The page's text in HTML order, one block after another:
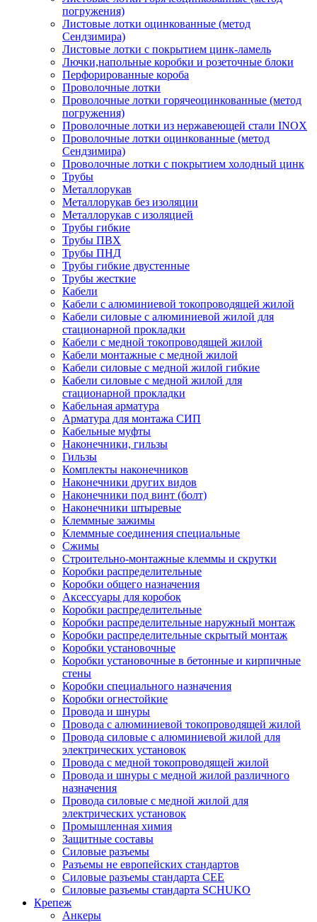
погружения)
Листовые лотки оцинкованные (метод
Сендзимира)
Листовые лотки с покрытием цинк-ламель
Лючки,напольные коробки и розеточные блоки
Перфорированные короба
Проволочные лотки
Проволочные лотки горячеоцинкованные (метод
погружения)
Проволочные лотки из нержавеющей стали INOX
Проволочные лотки оцинкованные (метод
Сендзимира)
Проволочные лотки с покрытием холодный цинк
Трубы
Металлорукав
Металлорукав без изоляции
Металлорукав с изоляцией
Трубы гибкие
Трубы ПВХ
Трубы ПНД
Трубы гибкие двустенные
Трубы жесткие
Кабели
Кабели с алюминиевой токопроводящей жилой
Кабели силовые с алюминиевой жилой для
стационарной прокладки
Кабели с медной токопроводящей жилой
Кабели монтажные с медной жилой
Кабели силовые с медной жилой гибкие
Кабели силовые с медной жилой для
стационарной прокладки
Кабельная арматура
Арматура для монтажа СИП
Кабельные муфты
Наконечники, гильзы
Гильзы
Комплекты наконечников
Наконечники других видов
Наконечники под винт (болт)
Наконечники штыревые
Клеммные зажимы
Клеммные соединения специальные
Сжимы
Строительно-монтажные клеммы и скрутки
Коробки распределительные
Коробки общего назначения
Аксессуары для коробок
Коробки распределительные
Коробки распределительные наружный монтаж
Коробки распределительные скрытый монтаж
Коробки установочные
Коробки установочные в бетонные и кирпичные
стены
Коробки специального назначения
Коробки огнестойкие
Провода и шнуры
Провода с алюминиевой токопроводящей жилой
Провода силовые с алюминиевой жилой для
электрических установок
Провода с медной токопроводящей жилой
Провода и шнуры с медной жилой различного
назначения
Провода силовые с медной жилой для
электрических установок
Промышленная химия
Защитные составы
Силовые разъемы
Разъемы не европейских стандартов
Силовые разъемы стандарта CEE
Силовые разъемы стандарта SCHUKO
Крепеж
Анкеры